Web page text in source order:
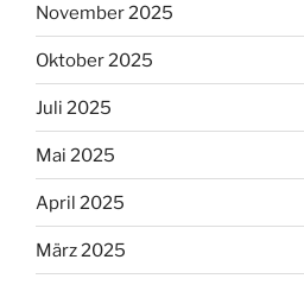
November 2025
Oktober 2025
Juli 2025
Mai 2025
April 2025
März 2025